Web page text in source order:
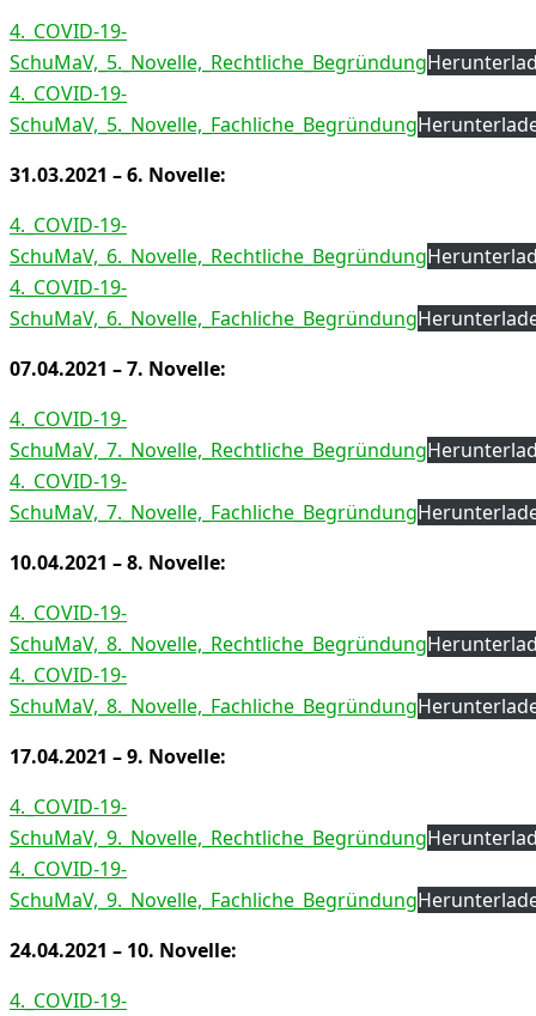
4._COVID-19-
SchuMaV,_5._Novelle,_Rechtliche_Begründung
4._COVID-19-
SchuMaV,_5._Novelle,_Fachliche_Begründung
31.03.2021 – 6. Novelle:
4._COVID-19-
SchuMaV,_6._Novelle,_Rechtliche_Begründung
4._COVID-19-
SchuMaV,_6._Novelle,_Fachliche_Begründung
07.04.2021 – 7. Novelle:
4._COVID-19-
SchuMaV,_7._Novelle,_Rechtliche_Begründung
4._COVID-19-
SchuMaV,_7._Novelle,_Fachliche_Begründung
10.04.2021 – 8. Novelle:
4._COVID-19-
SchuMaV,_8._Novelle,_Rechtliche_Begründung
4._COVID-19-
SchuMaV,_8._Novelle,_Fachliche_Begründung
17.04.2021 – 9. Novelle:
4._COVID-19-
SchuMaV,_9._Novelle,_Rechtliche_Begründung
4._COVID-19-
SchuMaV,_9._Novelle,_Fachliche_Begründung
24.04.2021 – 10. Novelle:
4._COVID-19-